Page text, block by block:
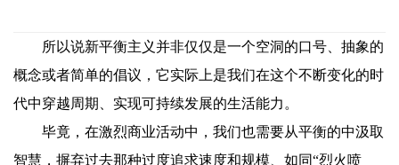
所以说新平衡主义并非仅仅是一个空洞的口号、抽象的
概念或者简单的倡议，它实际上是我们在这个不断变化的时
代中穿越周期、实现可持续发展的生活能力。
毕竟，在激烈商业活动中，我们也需要从平衡的中汲取
智慧，摒弃过去那种过度追求速度和规模、如同“烈火喷